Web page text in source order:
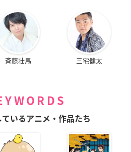
斉藤壮馬 三宅健太
いるアニメ・作品たち